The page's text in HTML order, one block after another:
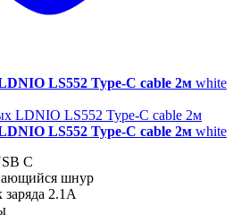
LS552 Type-C cable 2м white
LS552 Type-C cable 2м white
C
шнур
2.1А